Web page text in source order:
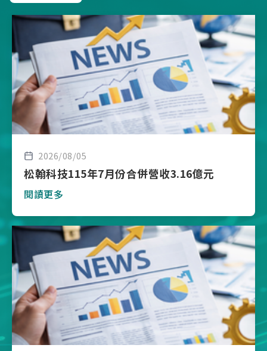
2026/08/05
松翰科技115年7月份合併營收3.16億元
閱讀更多